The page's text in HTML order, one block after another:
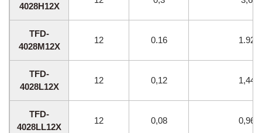
4028H12X
TFD-
4028M12X
12 0.16 1.92
TFD-
4028L12X
12 0,12 1,44
TFD-
4028LL12X
12 0,08 0,96